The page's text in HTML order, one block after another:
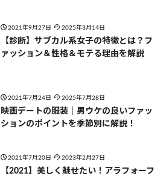
2021年9月27日 2025年3月14日
【診断】サブカル系女子の特徴とは？フ
ァッション＆性格＆モテる理由を解説
2021年7月24日 2025年7月28日
映画デートの服装｜男ウケの良いファッ
ションのポイントを季節別に解説！
2021年7月20日 2023年2月27日
【2021】美しく魅せたい！アラフォーフ